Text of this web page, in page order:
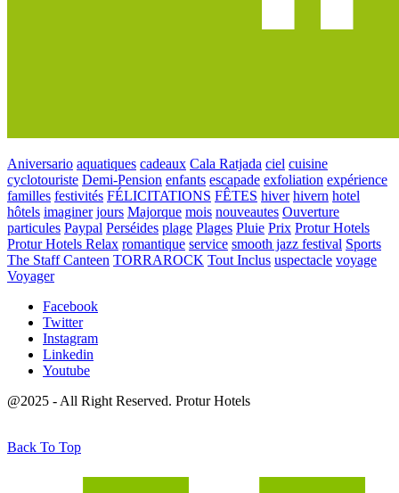
Aniversario aquatiques cadeaux Cala Ratjada ciel cuisine
cyclotouriste Demi-Pension enfants escapade exfoliation expérience
familles festivités FÉLICITATIONS FÊTES hiver hivern hotel
hôtels imaginer jours Majorque mois nouveautes Ouverture
particules Paypal Perséides plage Plages Pluie Prix Protur Hotels
Protur Hotels Relax romantique service smooth jazz festival Sports
The Staff Canteen TORRAROCK Tout Inclus uspectacle voyage
Voyager
Facebook
Twitter
Instagram
Linkedin
Youtube
@2025 - All Right Reserved. Protur Hotels
Back To Top